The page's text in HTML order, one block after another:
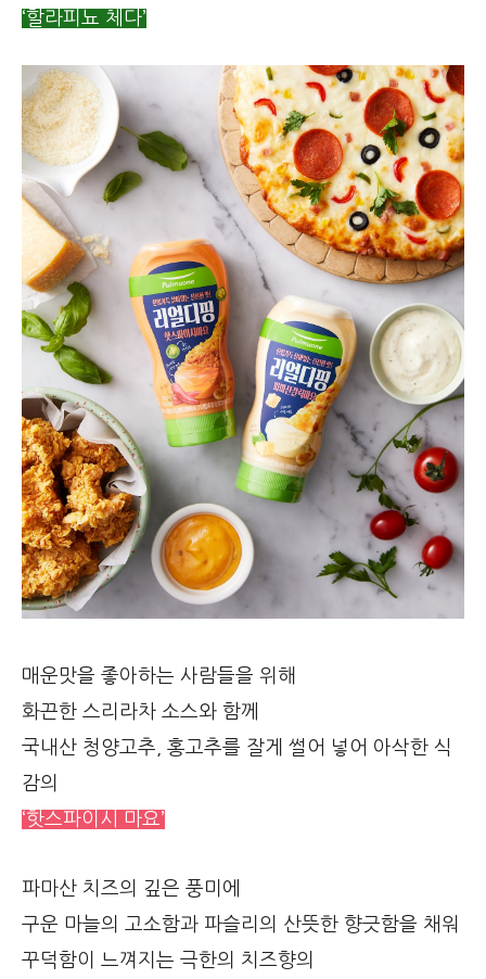
‘할라피뇨 체다’
매운맛을 좋아하는 사람들을 위해
화끈한 스리라차 소스와 함께
국내산 청양고추, 홍고추를 잘게 썰어 넣어 아삭한 식
감의
‘핫스파이시 마요’
파마산 치즈의 깊은 풍미에
구운 마늘의 고소함과 파슬리의 산뜻한 향긋함을 채워
꾸덕함이 느껴지는 극한의 치즈향의